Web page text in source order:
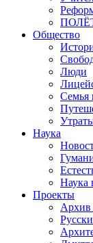
ПОЛЁТ
Общество
Люди
Семья
Наука
Наука
Проекты
Архив